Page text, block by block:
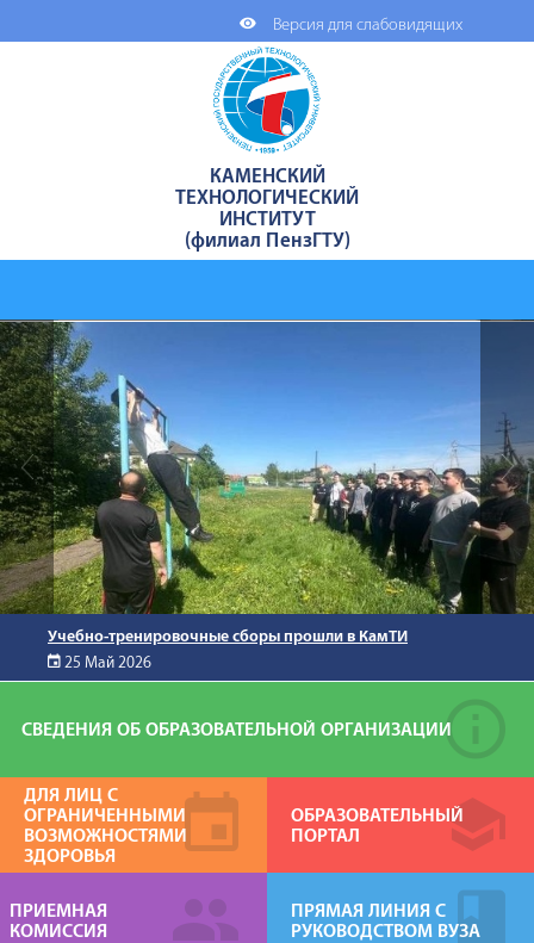
Версия для слабовидящих
КАМЕНСКИЙ
ТЕХНОЛОГИЧЕСКИЙ
ИНСТИТУТ
(филиал ПензГТУ)
Учебно-тренировочные сборы прошли в КамТИ
25 Май 2026
СВЕДЕНИЯ ОБ ОБРАЗОВАТЕЛЬНОЙ ОРГАНИЗАЦИИ
ДЛЯ ЛИЦ С
ОГРАНИЧЕННЫМИ
ВОЗМОЖНОСТЯМИ
ЗДОРОВЬЯ
ОБРАЗОВАТЕЛЬНЫЙ
ПОРТАЛ
ПРИЕМНАЯ
КОМИССИЯ
ПРЯМАЯ ЛИНИЯ С
РУКОВОДСТВОМ ВУЗА